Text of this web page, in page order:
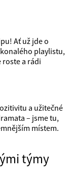
Ať už jde o
playlistu,
roste a rádi
a užitečné
– jsme tu,
místem.
týmy